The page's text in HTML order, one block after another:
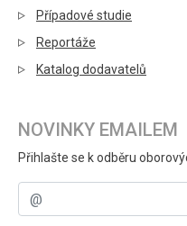
Případové studie
Reportáže
Katalog dodavatelů
NOVINKY EMAILEM
Přihlašte se k odběru